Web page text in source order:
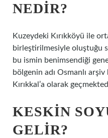
NEDIR?
Kuzeydeki Kırıkköyü ile
birleştirilmesiyle oluştuğu
bu ismin benimsendiği
bölgenin adı Osmanlı
Kırıkkal’a olarak
KESKIN
GELIR?